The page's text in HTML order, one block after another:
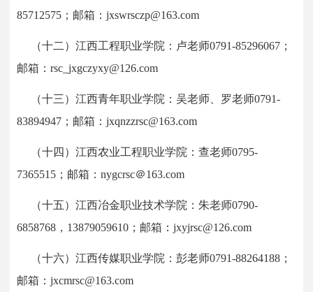
85712575；邮箱：jxswrsczp@163.com
（十二）江西工程职业学院：卢老师0791-85296067；
邮箱：rsc_jxgczyxy@126.com
（十三）江西青年职业学院：吴老师、罗老师0791-
83894947；邮箱：jxqnzzrsc@163.com
（十四）江西农业工程职业学院：查老师0795-
7365515；邮箱：nygcrsc＠163.com
（十五）江西冶金职业技术学院：朱老师0790-
6858768，13879059610；邮箱：jxyjrsc@126.com
（十六）江西传媒职业学院：彭老师0791-88264188；
邮箱：jxcmrsc@163.com